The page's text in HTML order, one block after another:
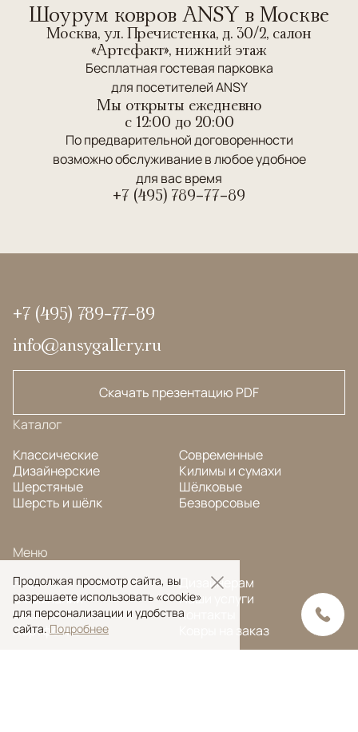
Шоурум ковров ANSY в Москве
Москва, ул. Пречистенка, д. 30/2, салон
«Артефакт», нижний этаж
Бесплатная гостевая парковка
для посетителей ANSY
Мы открыты ежедневно
c 12:00 до 20:00
По предварительной договоренности
возможно обслуживание в любое удобное
для вас время
+7 (495) 789-77-89
+7 (495) 789-77-89
info@ansygallery.ru
Скачать презентацию PDF
Каталог
Классические
Дизайнерские
Шерстяные
Шерсть и шёлк
Современные
Килимы и сумахи
Шёлковые
Безворсовые
Меню
FAQ
О компании
Блог
Портфолио
Дизайнерам
Наши услуги
Контакты
Ковры на заказ
Продолжая просмотр сайта, вы
разрешаете использовать «cookie»
для персонализации и удобства
сайта. Подробнее